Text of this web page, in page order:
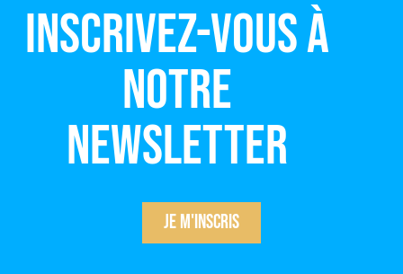
Inscrivez-vous à
notre
newsletter
Je m'inscris